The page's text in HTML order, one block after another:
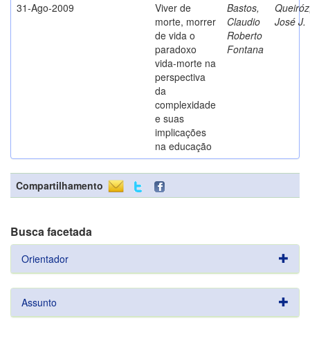
31-Ago-2009
Viver de
morte, morrer
de vida o
paradoxo
vida-morte na
perspectiva
da
complexidade
e suas
implicações
na educação
Bastos,
Claudio
Roberto
Fontana
José J.
Compartilhamento
Busca facetada
Orientador
Assunto